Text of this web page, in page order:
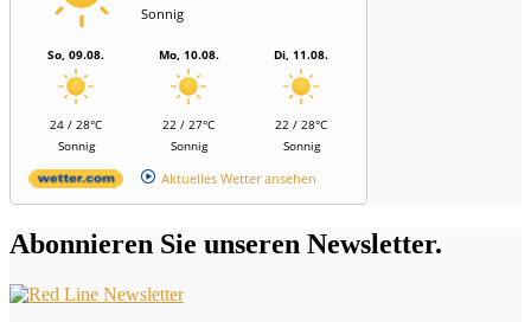
Sonnig
So, 09.08.
24 / 28°C
Sonnig
Mo, 10.08.
22 / 27°C
Sonnig
Di, 11.08.
22 / 28°C
Sonnig
Aktuelles Wetter ansehen
Abonnieren Sie unseren Newsletter.